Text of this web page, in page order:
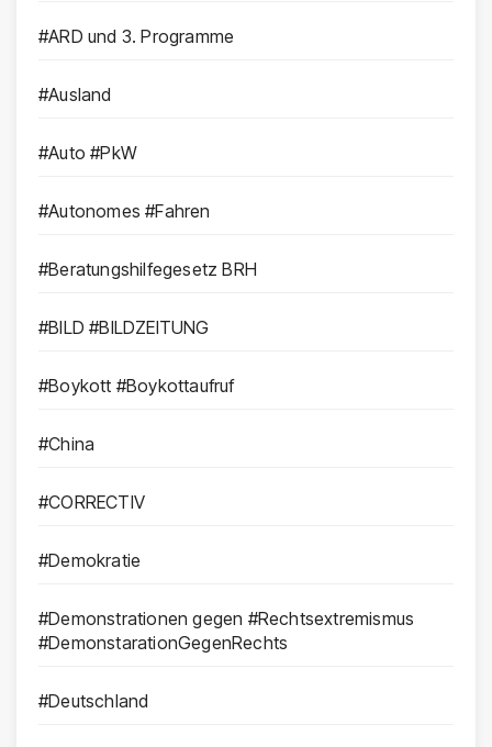
#ARD und 3. Programme
#Ausland
#Auto #PkW
#Autonomes #Fahren
#Beratungshilfegesetz BRH
#BILD #BILDZEITUNG
#Boykott #Boykottaufruf
#China
#CORRECTIV
#Demokratie
#Demonstrationen gegen #Rechtsextremismus
#DemonstarationGegenRechts
#Deutschland